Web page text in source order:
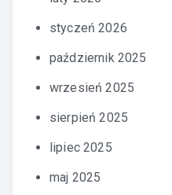
styczeń 2026
październik 2025
wrzesień 2025
sierpień 2025
lipiec 2025
maj 2025